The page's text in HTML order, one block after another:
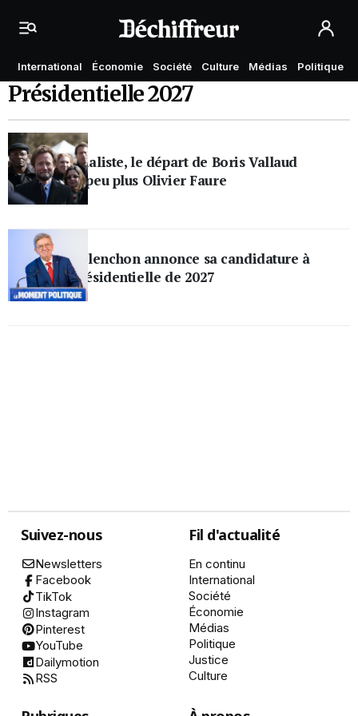
International Économie Société Culture Médias Politique
Présidentielle 2027
Politique
Au Parti socialiste, le départ de Boris Vallaud
fragilise un peu plus Olivier Faure
Politique
Jean-Luc Mélenchon annonce sa candidature à
l’élection présidentielle de 2027
Suivez-nous
Newsletters
Facebook
TikTok
Instagram
Pinterest
YouTube
Dailymotion
RSS
Fil d'actualité
En continu
International
Société
Économie
Médias
Politique
Justice
Culture